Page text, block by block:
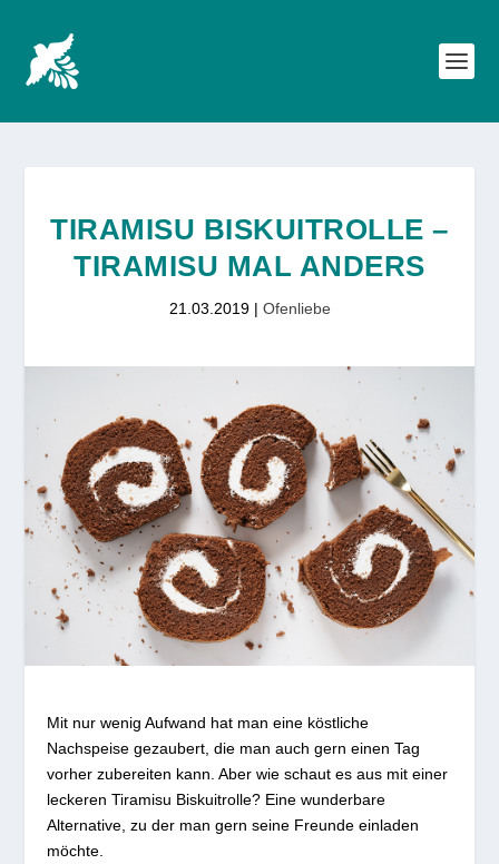
TIRAMISU BISKUITROLLE –
TIRAMISU MAL ANDERS
21.03.2019| Ofenliebe
Mit nur wenig Aufwand hat man eine köstliche
Nachspeise gezaubert, die man auch gern einen Tag
vorher zubereiten kann. Aber wie schaut es aus mit einer
leckeren Tiramisu Biskuitrolle? Eine wunderbare
Alternative, zu der man gern seine Freunde einladen
möchte.